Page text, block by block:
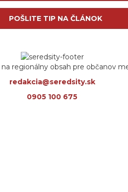
POŠLITE TIP NA ČLÁNOK
regionálny obsah pre občanov
redakcia@seredsity.sk
0905 100 675